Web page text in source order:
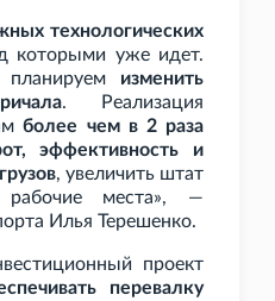
технологических
которыми уже идет.
изменить
. Реализация
более чем в 2 раза
эффективность и
, увеличить штат
места», —
Илья Терешенко.
проект
перевалку